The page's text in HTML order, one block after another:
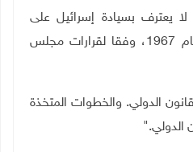
لا يعترف بسيادة إسرائيل على
الأراضي التي احتلتها بعد عام 1967، وفقا لقرارات مجلس
الدولي. والخطوات المتخذة
الدولي".